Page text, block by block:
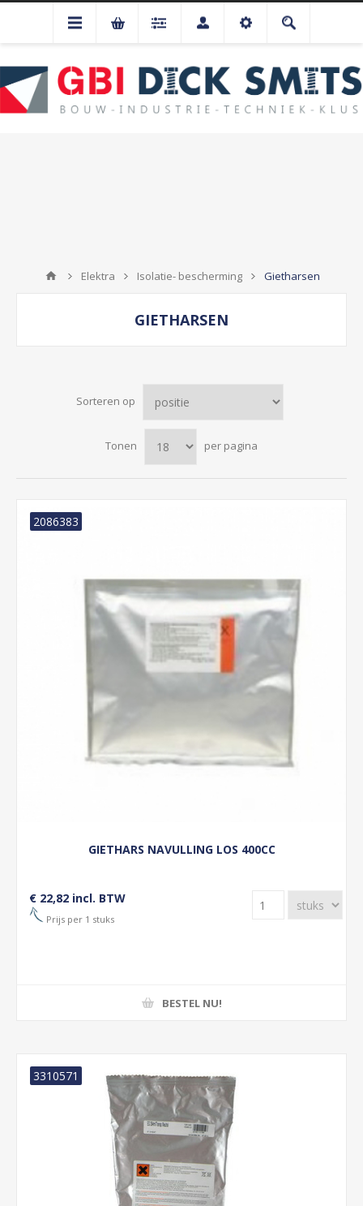
Elektra Isolatie- bescherming Gietharsen
GIETHARSEN
Sorteren op
Tonen per pagina
GIETHARS NAVULLING LOS 400CC
2086383
€ 22,82 incl. BTW
Prijs per 1 stuks
BESTEL NU!
3310571